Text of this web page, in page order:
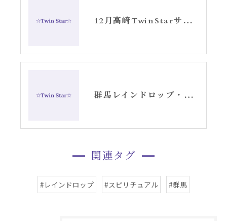
12月高崎TwinStarサロンお知らせ②
群馬レインドロップ・光の筒集中メンテナンス
関連タグ
#レインドロップ #スピリチュアル #群馬